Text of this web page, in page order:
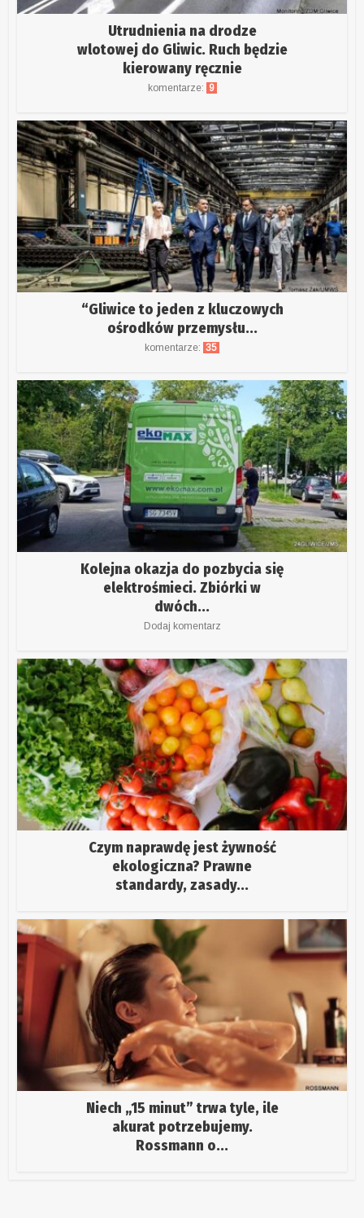
Utrudnienia na drodze
wlotowej do Gliwic. Ruch będzie
kierowany ręcznie
komentarze: 9
“Gliwice to jeden z kluczowych
ośrodków przemysłu...
komentarze: 35
Kolejna okazja do pozbycia się
elektrośmieci. Zbiórki w
dwóch...
Dodaj komentarz
Czym naprawdę jest żywność
ekologiczna? Prawne
standardy, zasady...
Niech „15 minut” trwa tyle, ile
akurat potrzebujemy.
Rossmann o...